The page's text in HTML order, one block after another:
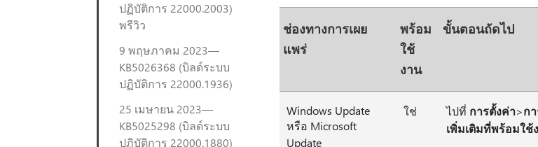
ปฏิบัติการ 22000.2003)
พรีวิว
9 พฤษภาคม 2023—
KB5026368 (บิลด์ระบบ
ปฏิบัติการ 22000.1936)
25 เมษายน 2023—
KB5025298 (บิลด์ระบบ
ปฏิบัติการ 22000.1880)
ช่องทางการเผย
แพร่
พร้อม
ใช้
งาน
ขั้นตอนถัดไป
Windows Update
หรือ Microsoft
Update
ใช่ ไปที่ การตั้งค่า>ก
เพิ่มเติมที่พร้อมใช้